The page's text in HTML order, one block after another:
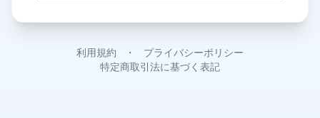
利用規約 ・
プライバシーポリシー
特定商取引法に基づく表記